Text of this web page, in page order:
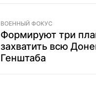
ВОЕННЫЙ ФОКУС
Формируют три
захватить всю
Генштаба